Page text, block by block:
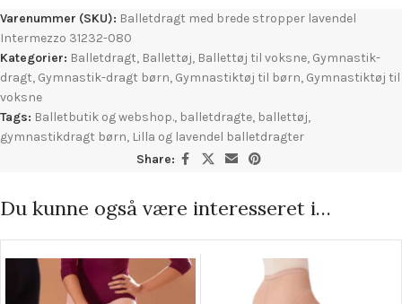
Varenummer (SKU): Balletdragt med brede stropper lavendel
Intermezzo 31232-080
Kategorier: Balletdragt, Ballettøj, Ballettøj til voksne, Gymnastik-
dragt, Gymnastik-dragt børn, Gymnastiktøj til børn, Gymnastiktøj til
voksne
Tags: Balletbutik og webshop., balletdragte, ballettøj,
gymnastikdragt børn, Lilla og lavendel balletdragter
Share:
Du kunne også være interesseret i…